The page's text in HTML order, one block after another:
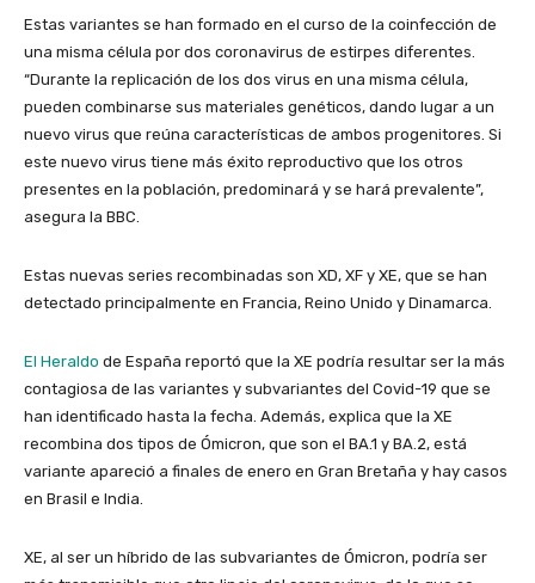
Estas variantes se han formado en el curso de la coinfección de
una misma célula por dos coronavirus de estirpes diferentes.
“Durante la replicación de los dos virus en una misma célula,
pueden combinarse sus materiales genéticos, dando lugar a un
nuevo virus que reúna características de ambos progenitores. Si
este nuevo virus tiene más éxito reproductivo que los otros
presentes en la población, predominará y se hará prevalente”,
asegura la BBC.
Estas nuevas series recombinadas son XD, XF y XE, que se han
detectado principalmente en Francia, Reino Unido y Dinamarca.
El Heraldo de España reportó que la XE podría resultar ser la más
contagiosa de las variantes y subvariantes del Covid-19 que se
han identificado hasta la fecha. Además, explica que la XE
recombina dos tipos de Ómicron, que son el BA.1 y BA.2, está
variante apareció a finales de enero en Gran Bretaña y hay casos
en Brasil e India.
XE, al ser un híbrido de las subvariantes de Ómicron, podría ser